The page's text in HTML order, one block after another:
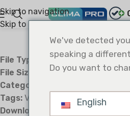
Skip to navigation
Skip to main content
File Type:
txt
File Size:
4 B
Categories:
Tags: VRF
Downloads:
We've detected
speaking a
Do you want to
English